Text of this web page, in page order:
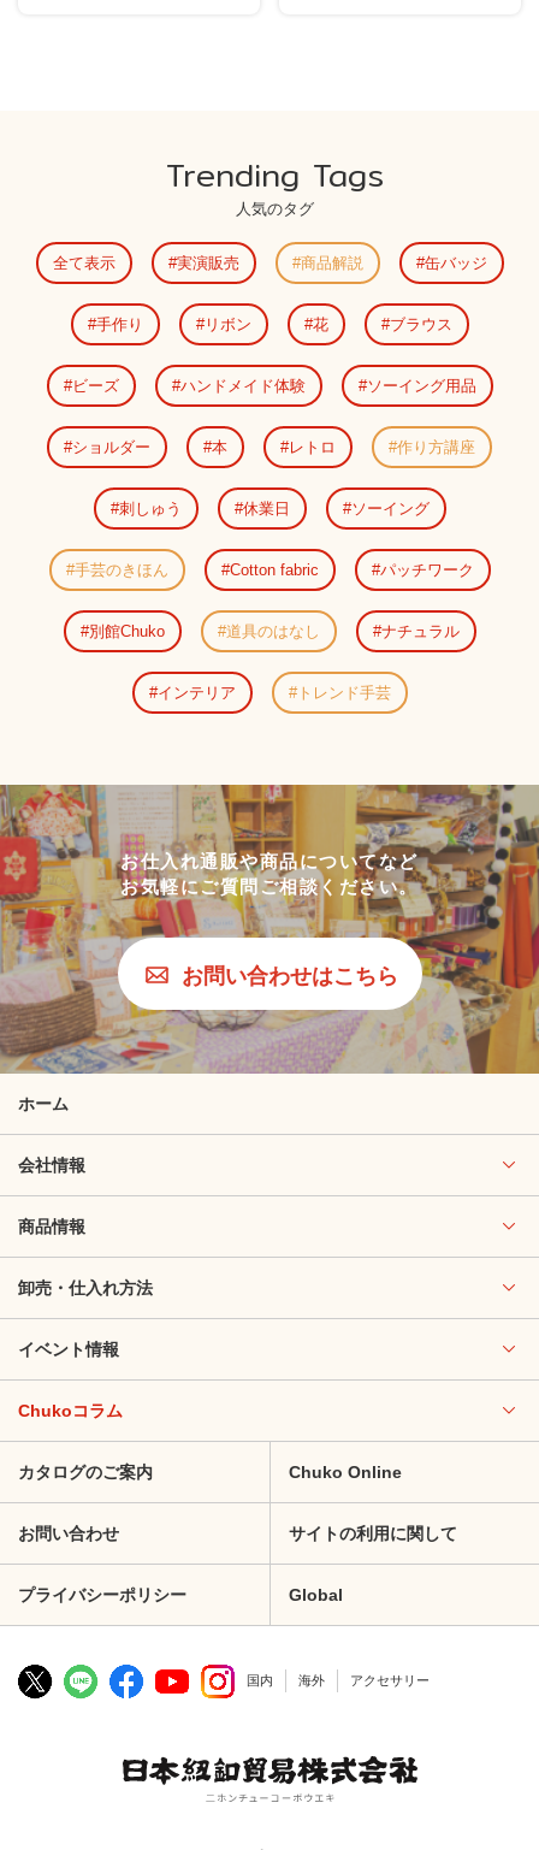
Trending Tags
人気のタグ
全て表示 実演販売 商品解説 缶バッジ
手作り リボン 花 ブラウス
ビーズ ハンドメイド体験 ソーイング用品
ショルダー 本 レトロ 作り方講座
刺しゅう 休業日 ソーイング
手芸のきほん Cotton fabric パッチワーク
別館Chuko 道具のはなし ナチュラル
インテリア トレンド手芸
お仕入れ通販や商品についてなど
お気軽にご質問ご相談ください。
お問い合わせはこちら
ホーム
会社情報
商品情報
卸売・仕入れ方法
イベント情報
Chukoコラム
カタログのご案内 Chuko Online
お問い合わせ サイトの利用に関して
プライバシーポリシー Global
国内 海外 アクセサリー